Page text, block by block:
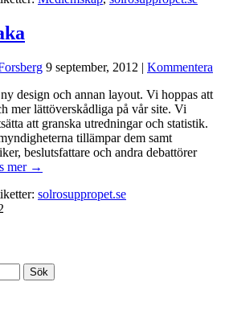
9 september, 2012 | Kommentera
design och annan layout. Vi hoppas att
mer lättöverskådliga på vår site. Vi
att granska utredningar och statistik.
tillämpar dem samt
beslutsfattare och andra debattörer
mer →
solrosuppropet.se